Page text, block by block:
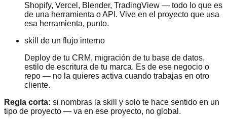
Shopify, Vercel, Blender, TradingView — todo lo que es
de una herramienta o API. Vive en el proyecto que usa
esa herramienta, punto.
skill de un flujo interno
Deploy de tu CRM, migración de tu base de datos,
estilo de escritura de tu marca. Es de ese negocio o
repo — no la quieres activa cuando trabajas en otro
cliente.
Regla corta: si nombras la skill y solo te hace sentido en un
tipo de proyecto — va en ese proyecto, no global.